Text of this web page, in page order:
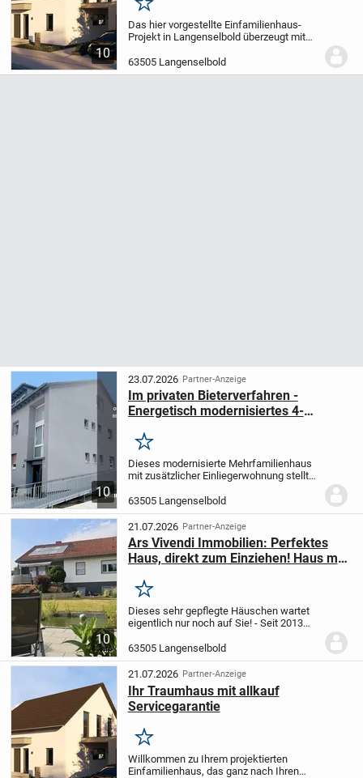
10
Merken
Das hier vorgestellte Einfamilienhaus-
Projekt in Langenselbold überzeugt mit
m², verteilt auf zwei Ebenen und
insgesamt 5 Zimmern - ideal für Familien.
63505 Langenselbold
10
23.07.2026 Partner-Anzeige
Im privaten Bieterverfahren -
Energetisch modernisiertes 4-
Merken
Dieses modernisierte Mehrfamilienhaus
mit zusätzlicher Einliegerwohnung stellt
Ertragsbasis dar. Der ursprüngliche
Bestandsbau aus ca. 1960 wurde im Jahr
ca....
63505 Langenselbold
10
21.07.2026 Partner-Anzeige
Ars Vivendi Immobilien: Perfektes
Haus, direkt zum Einziehen! Haus mit
Merken
Dieses sehr gepflegte Häuschen wartet
eigentlich nur noch auf Sie! - Seit 2013
Geschmack saniert und renoviert. So ist
ein perfekt gestyltes Zuhause
entstanden, in...
63505 Langenselbold
21.07.2026 Partner-Anzeige
Ihr Traumhaus mit allkauf
Servicegarantie
Merken
Willkommen zu Ihrem projektierten
Einfamilienhaus, das ganz nach Ihren